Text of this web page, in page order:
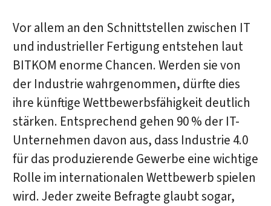
Vor allem an den Schnittstellen zwischen IT
und industrieller Fertigung entstehen laut
BITKOM enorme Chancen. Werden sie von
der Industrie wahrgenommen, dürfte dies
ihre künftige Wettbewerbsfähigkeit deutlich
stärken. Entsprechend gehen 90 % der IT-
Unternehmen davon aus, dass Industrie 4.0
für das produzierende Gewerbe eine wichtige
Rolle im internationalen Wettbewerb spielen
wird. Jeder zweite Befragte glaubt sogar,